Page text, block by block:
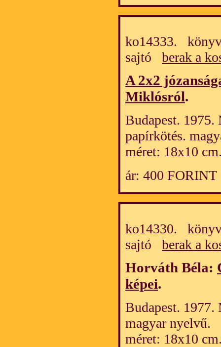
ko14333.
sajtó berak a
A 2x2
Miklósról.
Budapest. 1975.
papírkötés.
méret: 18x10
ár: 400 FORINT
ko14330.
sajtó berak a
Horváth Béla:
képei.
Budapest. 1977.
magyar nyelvű.
méret: 18x10